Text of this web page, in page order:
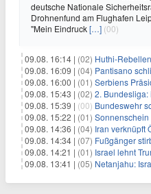
deutsche Nationale
Drohnenfund am Flughafen
"Mein Eindruck[…] (00)
09.08. 16:14 | (02) Huthi-Rebellen
09.08. 16:09 | (04) Pantisano
09.08. 16:00 | (01) Serbiens
09.08. 15:43 | (02) 2. Bundesliga:
09.08. 15:39 | (00) Bundeswehr
09.08. 15:22 | (01) Sonnenschein
09.08. 14:36 | (04) Iran verknüpft
09.08. 14:34 | (07) Fußgänger stirbt
09.08. 14:21 | (01) Israel lehnt
09.08. 13:41 | (05) Netanjahu: